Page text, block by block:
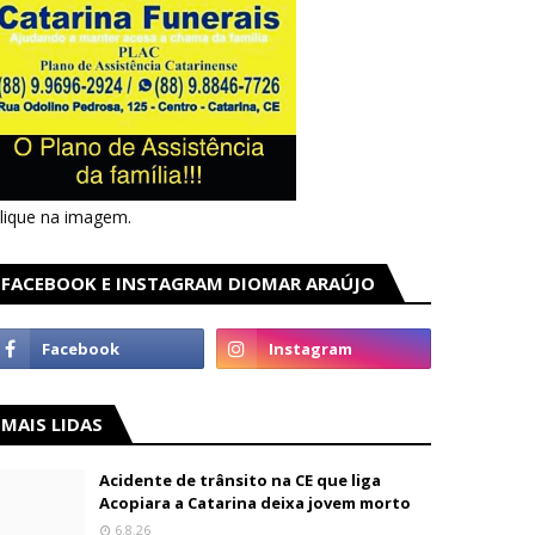
na imagem.
FACEBOOK E INSTAGRAM DIOMAR ARAÚJO
MAIS LIDAS
Acidente de trânsito na CE que liga
Acopiara a Catarina deixa jovem morto
6.8.26